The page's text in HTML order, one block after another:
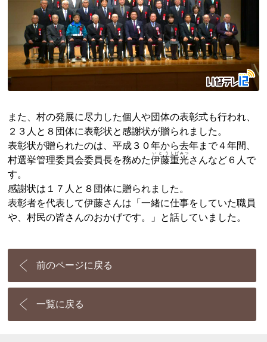
また、村の発展に尽力した個人や団体の表彰式も行われ、
２３人と８団体に表彰状と感謝状が贈られました。
表彰状が贈られたのは、平成３０年から去年まで４年間、
村選挙管理委員会委員長を務めた伊藤
いとう
重光
しげみつ
さんなど６人で
す。
感謝状は１７人と８団体に贈られました。
表彰者を代表して伊藤さんは「一緒に仕事をしていた職員
や、村民の皆さんのおかげです。」と話していました。
前のページに戻る
一覧に戻る